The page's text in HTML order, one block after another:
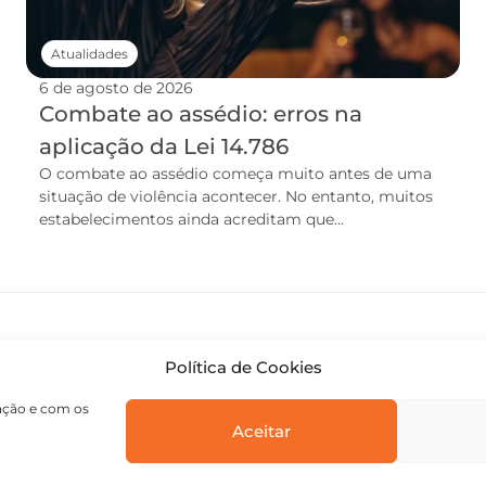
Política de Cookies
e com os
Aceitar
6 de agosto de 2026
Combate ao assédio: erros na
aplicação da Lei 14.786
O combate ao assédio começa muito antes de uma
situação de violência acontecer. No entanto, muitos
estabelecimentos ainda acreditam que...
Atualidades